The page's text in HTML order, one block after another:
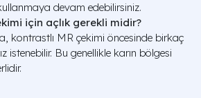
devam edebilirsiniz.
için açlık gerekli midir?
kontrastlı MR çekimi öncesinde birkaç
istenebilir. Bu genellikle karın bölgesi